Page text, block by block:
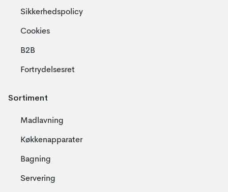
Sikkerhedspolicy
Cookies
B2B
Fortrydelsesret
Sortiment
Madlavning
Køkkenapparater
Bagning
Servering